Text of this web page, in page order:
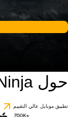
حول Rail.Ninja
تطبيق موبايل عالي التقييم